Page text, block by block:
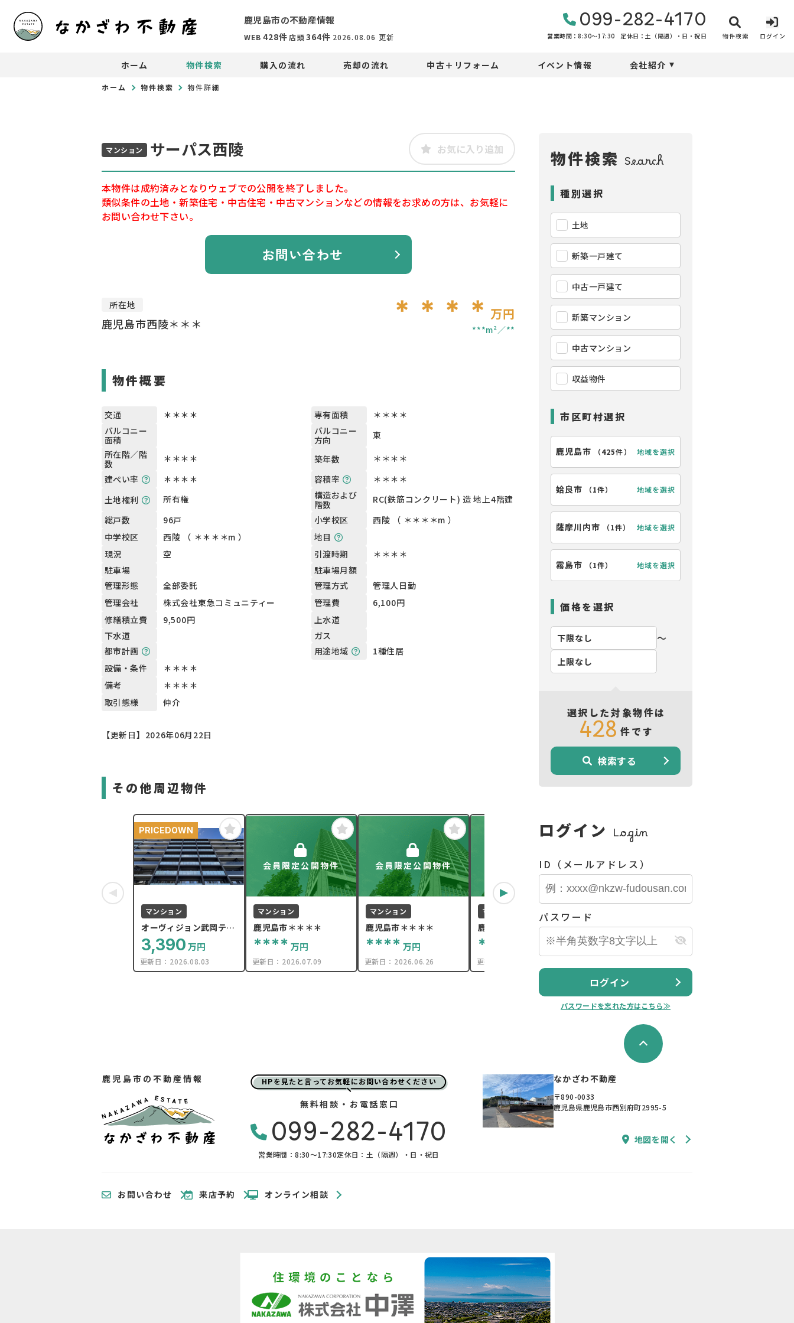
鹿児島市の不動産情報
WEB 428件 店頭364件 2026.08.06 更新 099-282-4170
営業時間：8:30〜17:30 定休日：土（隔週）・日・祝日 物件検索 ログイン
ホーム 物件検索 購入の流れ 売却の流れ 中古＋リフォーム イベント情報 会社紹介
ホーム 物件検索 物件詳細
マンション サーパス西陵 お気に入り追加
本物件は成約済みとなりウェブでの公開を終了しました。
類似条件の土地・新築住宅・中古住宅・中古マンションなどの情報をお求めの方は、お気軽に
お問い合わせ下さい。
お問い合わせ
所在地
鹿児島市西陵＊＊＊ ＊＊＊＊ 万円
***m² **
物件概要
交通 ＊＊＊＊ 専有面積
＊＊＊＊
バルコニー
面積
バルコニー
方向
東
所在階／階
数
＊＊＊＊ 築年数
＊＊＊＊
建ぺい率
＊＊＊＊ 容積率
＊＊＊＊
土地権利
所有権
構造および
階数
RC(鉄筋コンクリート) 造 地上4階建
総戸数
96戸 小学校区
西陵 （ ＊＊＊＊m ）
中学校区
西陵 （ ＊＊＊＊m ）
地目
現況
空 引渡時期
＊＊＊＊
駐車場
駐車場月額
管理形態
全部委託 管理方式
管理人日勤
管理会社
株式会社東急コミュニティー 管理費
6,100円
修繕積立費
9,500円
上水道
下水道
ガス
都市計画
用途地域
1種住居
設備・条件
＊＊＊＊
備考
＊＊＊＊
取引態様
仲介
【更新日】2026年06月22日
その他周辺物件
PRICEDOWN
マンション
オーヴィジョン武岡テラ
ス
3,390万円
更新日： 2026.08.03
会員限定公開物件
マンション
鹿児島市＊＊＊＊
**** 万円
更新日： 2026.07.09
会員限定公開物件
マンション
鹿児島市＊＊＊＊
**** 万円
更新日： 2026.06.26
会員限定公開物件
マンション
鹿児島市＊＊＊＊
****
更新日：
ビッグバーンズマンショ
ン田上
870万円
物件検索 Search
種別選択
土地
新築一戸建て
中古一戸建て
新築マンション
中古マンション
収益物件
市区町村選択
鹿児島市 （425件） 地域を選択
姶良市 （1件） 地域を選択
薩摩川内市 （1件） 地域を選択
霧島市 （1件） 地域を選択
価格を選択
〜
選択した対象物件は
428 件です
検索する
ログイン Login
ID（メールアドレス）
パスワード
ログイン
パスワードを忘れた方はこちら≫
鹿児島市の不動産情報 HPを見たと言ってお気軽にお問い合わせください
無料相談・お電話窓口
099-282-4170
営業時間：8:30〜17:30定休日：土（隔週）・日・祝日
なかざわ不動産
〒890-0033
鹿児島県鹿児島市西別府町2995-5
地図を開く
お問い合わせ 来店予約 オンライン相談